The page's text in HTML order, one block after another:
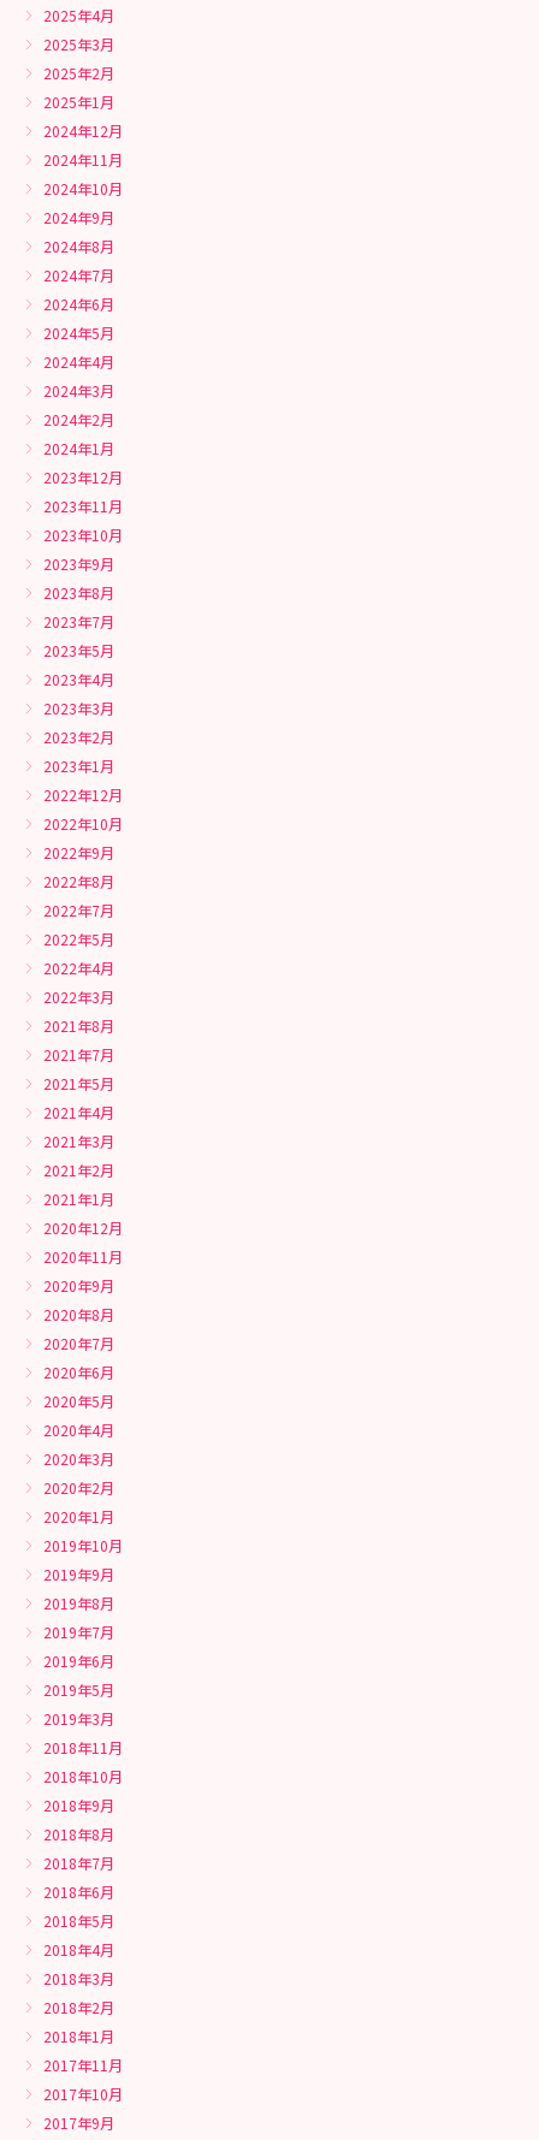
2025年4月
2025年3月
2025年2月
2025年1月
2024年12月
2024年11月
2024年10月
2024年9月
2024年8月
2024年7月
2024年6月
2024年5月
2024年4月
2024年3月
2024年2月
2024年1月
2023年12月
2023年11月
2023年10月
2023年9月
2023年8月
2023年7月
2023年5月
2023年4月
2023年3月
2023年2月
2023年1月
2022年12月
2022年10月
2022年9月
2022年8月
2022年7月
2022年5月
2022年4月
2022年3月
2021年8月
2021年7月
2021年5月
2021年4月
2021年3月
2021年2月
2021年1月
2020年12月
2020年11月
2020年9月
2020年8月
2020年7月
2020年6月
2020年5月
2020年4月
2020年3月
2020年2月
2020年1月
2019年10月
2019年9月
2019年8月
2019年7月
2019年6月
2019年5月
2019年3月
2018年11月
2018年10月
2018年9月
2018年8月
2018年7月
2018年6月
2018年5月
2018年4月
2018年3月
2018年2月
2018年1月
2017年11月
2017年10月
2017年9月